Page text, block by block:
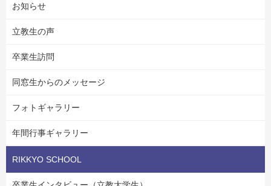
お知らせ
立教生の声
卒業生訪問
同窓生からのメッセージ
フォトギャラリー
年間行事ギャラリー
RIKKYO SCHOOL